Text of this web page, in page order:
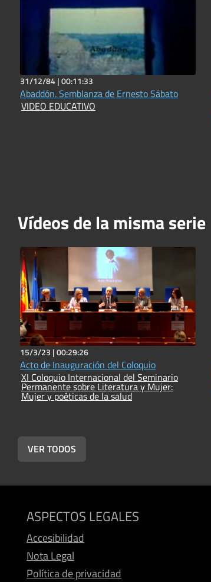
31/12/84 |00:11:33
Abaddón. Semblanza de Ernesto Sábato
VIDEO EDUCATIVO
Vídeos de la misma serie
15/3/23 |00:29:26
Acto de Inauguración del Coloquio
XI Coloquio Internacional del Seminario
Permanente sobre Literatura y Mujer:
Mujer y poéticas de la salud
VER TODOS
ASPECTOS LEGALES
Accesibilidad
Nota Legal
Política de privacidad